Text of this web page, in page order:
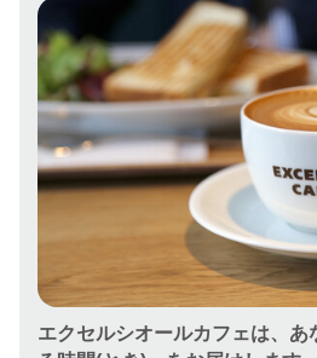
エクセルシオールカフェは、あ